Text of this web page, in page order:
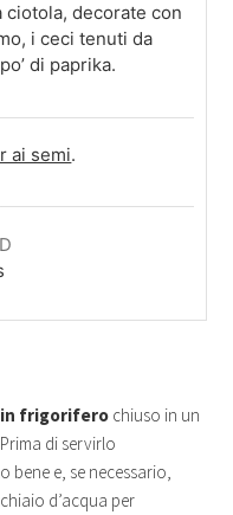
ciotola, decorate con
i ceci tenuti da
di paprika.
ai semi.
in frigorifero chiuso in un
. Prima di servirlo
e, se necessario,
d’acqua per